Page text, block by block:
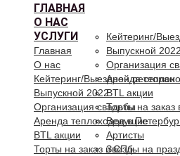
ГЛАВНАЯ
О НАС
УСЛУГИ
Кейтеринг/
Выпускной 2022
Организация
Аренда
BTL акции
Торты на
Ведущие
Артисты
Звезды на
Главная
О нас
Кейтеринг/Выездной ресторан
Выпускной 2022
Организация свадьбы
Аренда теплоходов в
BTL акции
Торты на заказ в СПб